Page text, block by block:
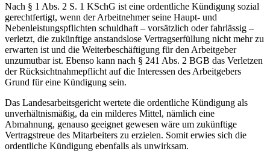
Nach § 1 Abs. 2 S. 1 KSchG ist eine ordentliche Kündigung sozial
gerechtfertigt, wenn der Arbeitnehmer seine Haupt- und
Nebenleistungspflichten schuldhaft – vorsätzlich oder fahrlässig –
verletzt, die zukünftige anstandslose Vertragserfüllung nicht mehr zu
erwarten ist und die Weiterbeschäftigung für den Arbeitgeber
unzumutbar ist. Ebenso kann nach § 241 Abs. 2 BGB das Verletzen
der Rücksichtnahmepflicht auf die Interessen des Arbeitgebers
Grund für eine Kündigung sein.
Das Landesarbeitsgericht wertete die ordentliche Kündigung als
unverhältnismäßig, da ein milderes Mittel, nämlich eine
Abmahnung, genauso geeignet gewesen wäre um zukünftige
Vertragstreue des Mitarbeiters zu erzielen. Somit erwies sich die
ordentliche Kündigung ebenfalls als unwirksam.